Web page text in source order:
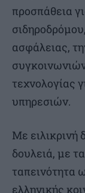
προσπάθεια
ασφάλειας,
τεχνολογίας
υπηρεσιών.
Με ειλικρινή
δουλειά, με
ταπεινότητα
ελληνικής